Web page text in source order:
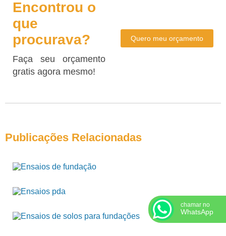
Encontrou o
que
procurava?
Faça seu orçamento
gratis agora mesmo!
Quero meu orçamento
Publicações Relacionadas
chamar no
WhatsApp